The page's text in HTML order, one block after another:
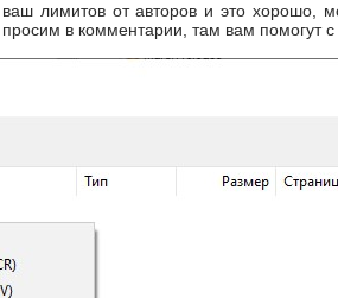
лимитов от авторов и это хорошо,
в комментарии, там вам помогут